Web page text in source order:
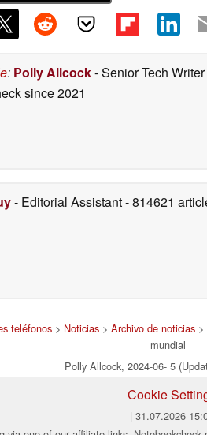
: Polly Allcock- Senior Tech Writer
since 2021
- Editorial Assistant- 814621
teléfonos > Noticias > Archivo de noticias >
mundial
Polly Allcock, 2024-06- 5
Cookie
| 31.07.2026